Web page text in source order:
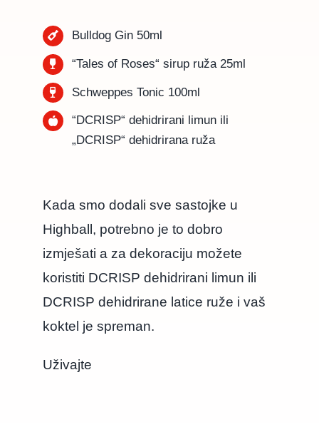
Bulldog Gin 50ml
“Tales of Roses“ sirup ruža 25ml
Schweppes Tonic 100ml
“DCRISP“ dehidrirani limun ili
„DCRISP“ dehidrirana ruža
Kada smo dodali sve sastojke u
Highball, potrebno je to dobro
izmješati a za dekoraciju možete
koristiti DCRISP dehidrirani limun ili
DCRISP dehidrirane latice ruže i vaš
koktel je spreman.
Uživajte